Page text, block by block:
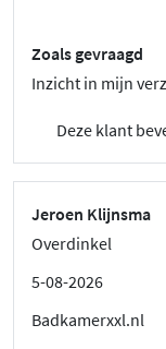
Zoals gevraagd
Inzicht in mijn
Deze klant
Jeroen Klijnsma
Overdinkel
5-08-2026
Badkamerxxl.nl